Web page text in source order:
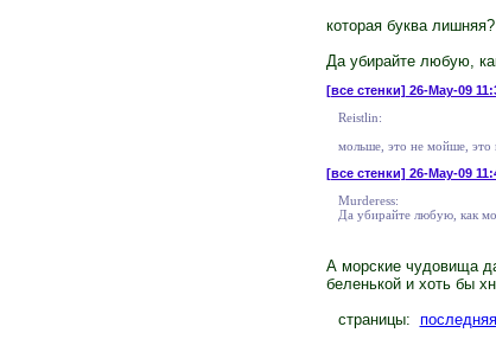
которая буква
Да убирайте любую,
[все стенки] 26-May-09
Reistlin:
мольше, это не мойше, это
[все стенки] 26-May-09
Murderess:
Да убирайте любую, как
А морские чудовища
беленькой и хоть бы
страницы: последняя